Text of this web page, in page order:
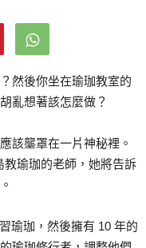
然後你坐在瑜珈教室的
亂想著該怎麼做？
該壟罩在一片神秘裡。
教瑜珈的老師，她將告訴
瑜珈，然後擁有 10 年的